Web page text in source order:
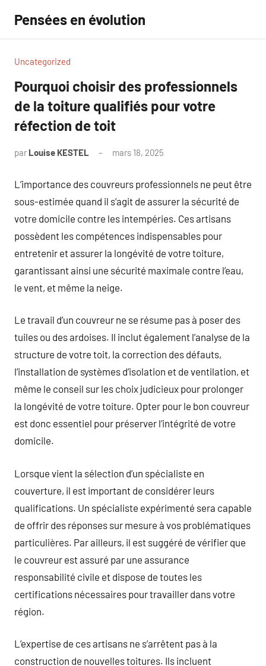
contenu
Pensées en évolution
Uncategorized
Pourquoi choisir des professionnels
de la toiture qualifiés pour votre
réfection de toit
par Louise KESTEL mars 18, 2025
L’importance des couvreurs professionnels ne peut être
sous-estimée quand il s’agit de assurer la sécurité de
votre domicile contre les intempéries. Ces artisans
possèdent les compétences indispensables pour
entretenir et assurer la longévité de votre toiture,
garantissant ainsi une sécurité maximale contre l’eau,
le vent, et même la neige.
Le travail d’un couvreur ne se résume pas à poser des
tuiles ou des ardoises. Il inclut également l’analyse de la
structure de votre toit, la correction des défauts,
l’installation de systèmes d’isolation et de ventilation, et
même le conseil sur les choix judicieux pour prolonger
la longévité de votre toiture. Opter pour le bon couvreur
est donc essentiel pour préserver l’intégrité de votre
domicile.
Lorsque vient la sélection d’un spécialiste en
couverture, il est important de considérer leurs
qualifications. Un spécialiste expérimenté sera capable
de offrir des réponses sur mesure à vos problématiques
particulières. Par ailleurs, il est suggéré de vérifier que
le couvreur est assuré par une assurance
responsabilité civile et dispose de toutes les
certifications nécessaires pour travailler dans votre
région.
L’expertise de ces artisans ne s’arrêtent pas à la
construction de nouvelles toitures. Ils incluent